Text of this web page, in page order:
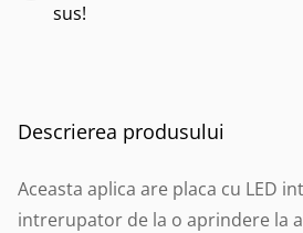
sus!
Descrierea produsului
Aceasta aplica are placa cu LED
intrerupator de la o aprindere la